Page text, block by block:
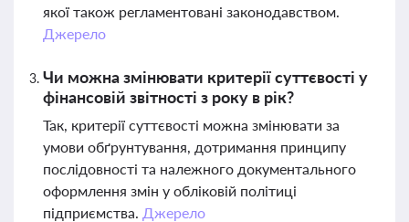
якої також регламентовані законодавством.
Джерело
Чи можна змінювати критерії суттєвості у
фінансовій звітності з року в рік?
Так, критерії суттєвості можна змінювати за
умови обґрунтування, дотримання принципу
послідовності та належного документального
оформлення змін у обліковій політиці
підприємства. Джерело